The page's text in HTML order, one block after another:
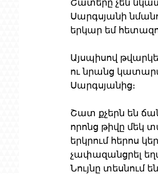
Շատերը չեն
Սարգսյանի
երկար եմ
Այսպիսով
ու նրանց
Սարգսյանից։
Շատ քչերն են
որոնց թիվը մեկ
երկրում հերոս
չափազանցրել
Նույնը տեսնում